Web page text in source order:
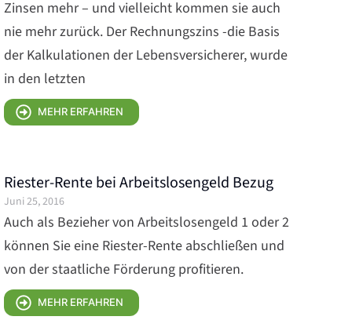
Zinsen mehr – und vielleicht kommen sie auch
nie mehr zurück. Der Rechnungszins -die Basis
der Kalkulationen der Lebensversicherer, wurde
in den letzten
MEHR ERFAHREN
Riester-Rente bei Arbeitslosengeld Bezug
Juni 25, 2016
Auch als Bezieher von Arbeitslosengeld 1 oder 2
können Sie eine Riester-Rente abschließen und
von der staatliche Förderung profitieren.
MEHR ERFAHREN